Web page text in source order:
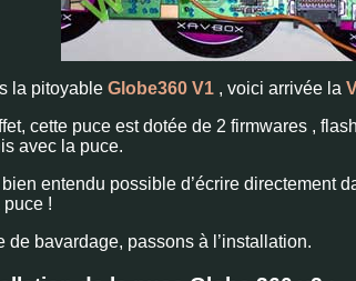
la pitoyable Globe360 V1 , voici arrivée la
cette puce est dotée de 2 firmwares ,
avec la puce.
bien entendu possible d’écrire directement
!
de bavardage, passons à l’installation.